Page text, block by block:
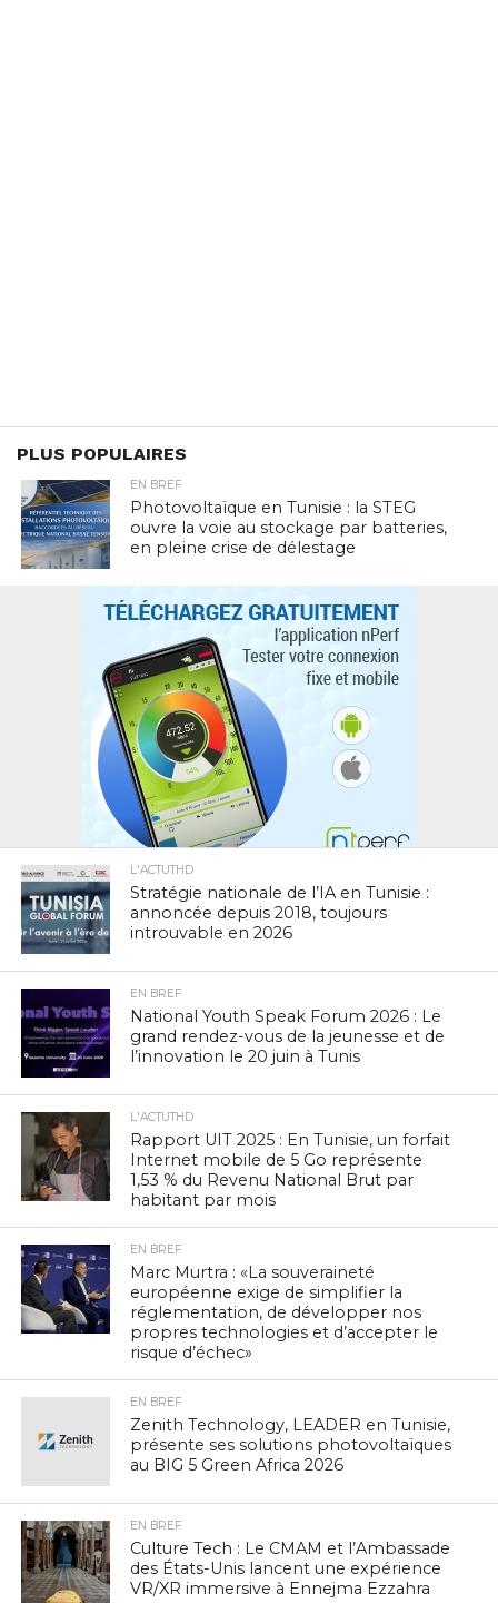
PLUS POPULAIRES
EN BREF
Photovoltaïque en Tunisie : la STEG
ouvre la voie au stockage par batteries,
en pleine crise de délestage
L'ACTUTHD
Stratégie nationale de l’IA en Tunisie :
annoncée depuis 2018, toujours
introuvable en 2026
EN BREF
National Youth Speak Forum 2026 : Le
grand rendez-vous de la jeunesse et de
l’innovation le 20 juin à Tunis
L'ACTUTHD
Rapport UIT 2025 : En Tunisie, un forfait
Internet mobile de 5 Go représente
1,53 % du Revenu National Brut par
habitant par mois
EN BREF
Marc Murtra : «La souveraineté
européenne exige de simplifier la
réglementation, de développer nos
propres technologies et d’accepter le
risque d’échec»
EN BREF
Zenith Technology, LEADER en Tunisie,
présente ses solutions photovoltaïques
au BIG 5 Green Africa 2026
EN BREF
Culture Tech : Le CMAM et l’Ambassade
des États-Unis lancent une expérience
VR/XR immersive à Ennejma Ezzahra